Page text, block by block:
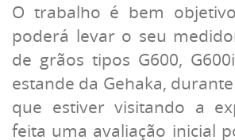
O trabalho é bem
poderá levar o seu
de grãos tipos G600,
estande da Gehaka,
que estiver visitando a
feita uma avaliação inicial